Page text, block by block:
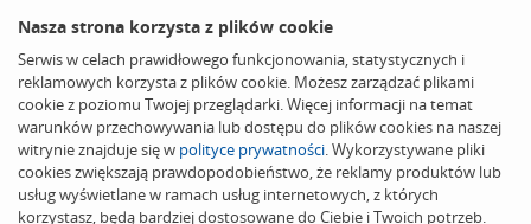
Nasza strona korzysta z plików cookie
Serwis w celach prawidłowego funkcjonowania, statystycznych i
reklamowych korzysta z plików cookie. Możesz zarządzać plikami
cookie z poziomu Twojej przeglądarki. Więcej informacji na temat
warunków przechowywania lub dostępu do plików cookies na naszej
witrynie znajduje się w polityce prywatności. Wykorzystywane pliki
cookies zwiększają prawdopodobieństwo, że reklamy produktów lub
usług wyświetlane w ramach usług internetowych, z których
korzystasz, będą bardziej dostosowane do Ciebie i Twoich potrzeb.